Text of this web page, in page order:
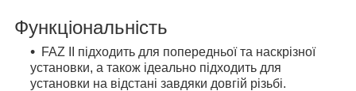
Функціональність
FAZ II підходить для попередньої та наскрізної
установки, а також ідеально підходить для
установки на відстані завдяки довгій різьбі.